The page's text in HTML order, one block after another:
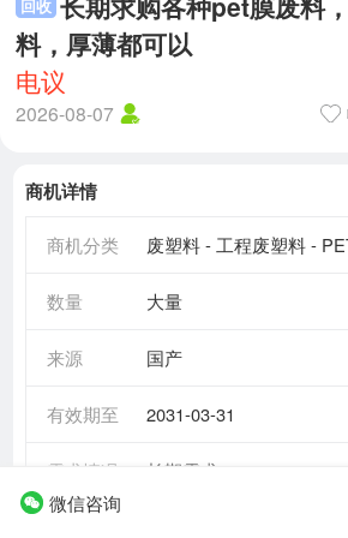
回收
料，厚薄都可以
电议
2026-08-07
商机详情
商机分类 废塑料 - 工程废塑料 -
数量 大量
来源 国产
有效期至 2031-03-31
需求情况 长期需求
微信咨询